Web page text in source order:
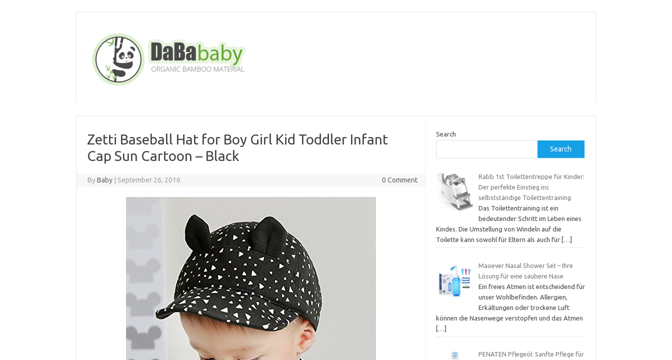
Zetti Baseball Hat for Boy Girl Kid Toddler Infant
Cap Sun Cartoon – Black
ByBaby September 26, 2016 0 Comment
Search
Search
Rabb 1st Toilettentreppe für Kinder:
Der perfekte Einstieg ins
selbstständige Toilettentraining
Das Toilettentraining ist ein
bedeutender Schritt im Leben eines
Kindes. Die Umstellung von Windeln auf die
Toilette kann sowohl für Eltern als auch für […]
Maoever Nasal Shower Set – Ihre
Lösung für eine saubere Nase
Ein freies Atmen ist entscheidend für
unser Wohlbefinden. Allergien,
Erkältungen oder trockene Luft
können die Nasenwege verstopfen und das Atmen
[…]
PENATEN Pflegeöl: Sanfte Pflege für